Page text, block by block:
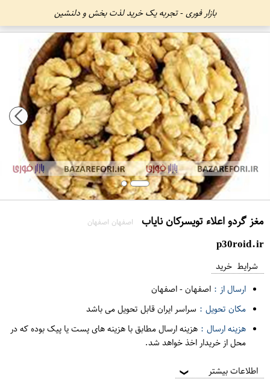
بازار فوری - تجربه یک خرید لذت بخش و دلنشین
مغز گردو اعلاء تويسرکان ناياب اصفهان اصفهان
p30roid.ir
شرایط خرید
ارسال از : اصفهان-اصفهان
مکان تحویل : سراسر ایران قابل تحویل می باشد
هزینه ارسال : هزینه ارسال مطابق با هزینه های پست یا پیک بوده که در
محل از خریدار اخذ خواهد شد.
اطلاعات بیشتر ❯